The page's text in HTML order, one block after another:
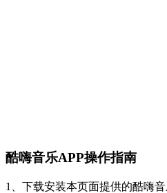
酷嗨音乐APP操作指南
1、下载安装本页面提供的酷嗨